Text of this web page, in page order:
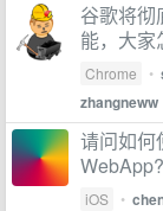
谷歌将彻
能，大家
Chrome •
zhangneww
请问如何
WebApp?
iOS •